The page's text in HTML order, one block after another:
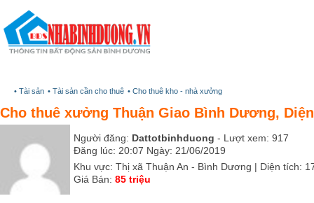
• Tài sản • Tài sản cần cho thuê • Cho thuê kho - nhà xưởng
Cho thuê xưởng Thuận Giao Bình Dương,
Người đăng: Dattotbinhduong - Lượt xem: 917
Đăng lúc: 20:07 Ngày: 21/06/2019
Khu vực: Thị xã Thuận An - Bình Dương | Diện tích:
Giá Bán: 85 triệu